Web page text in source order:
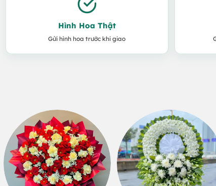
Hình Hoa Thật
Gửi hình hoa trước khi giao